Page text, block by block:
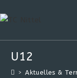
U12
> Aktuelles &